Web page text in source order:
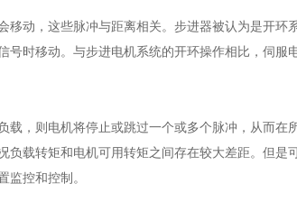
动，这些脉冲与距离相关。步进器被认为是开环
号时移动。与步进电机系统的开环操作相比，伺服
载，则电机将停止或跳过一个或多个脉冲，从而在
负载转矩和电机可用转矩之间存在较大差距。但是
监控和控制。